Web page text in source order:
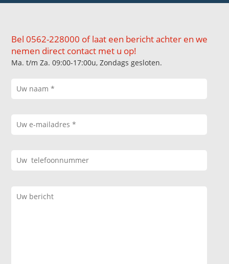
Bel 0562-228000 of laat een bericht achter en we
nemen direct contact met u op!
Ma. t/m Za. 09:00-17:00u, Zondags gesloten.